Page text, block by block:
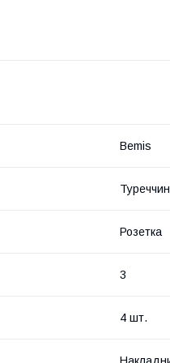
Bemis
Розетка
3
4 шт.